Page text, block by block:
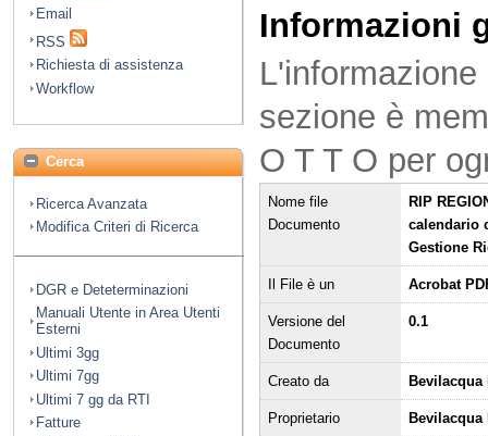
Email
RSS
Richiesta di assistenza
Workflow
Cerca
Ricerca Avanzata
Modifica Criteri di Ricerca
DGR e Deteterminazioni
Manuali Utente in Area Utenti
Esterni
Ultimi 3gg
Ultimi 7gg
Ultimi 7 gg da RTI
Fatture
Informazioni
sezione è
O T T O per
Nome file
Documento
RIP
calendario
Gestione
Il File è un Acrobat
Versione del
Documento
0.1
Creato da Bevilacqua
Proprietario Bevilacqua